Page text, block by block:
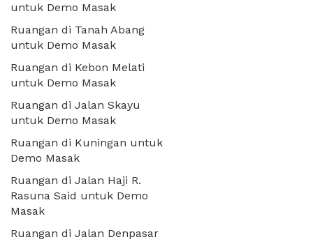
untuk Demo Masak
Ruangan di Tanah Abang
untuk Demo Masak
Ruangan di Kebon Melati
untuk Demo Masak
Ruangan di Jalan Skayu
untuk Demo Masak
Ruangan di Kuningan untuk
Demo Masak
Ruangan di Jalan Haji R.
Rasuna Said untuk Demo
Masak
Ruangan di Jalan Denpasar